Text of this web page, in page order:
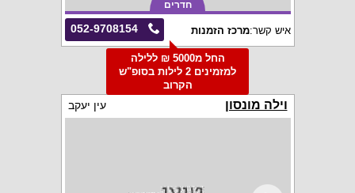
חדרים
052-9708154 איש קשר:מרכז הזמנות
החל מ5000 ₪ ללילה
למזמינים 2 לילות בסופ"ש
הקרוב
וילה מונסון עין יעקב